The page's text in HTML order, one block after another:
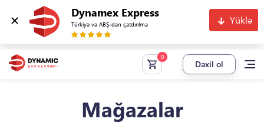
Dynamex Express
Türkiyə və ABŞ-dan çatdırılma Yüklə
Daxil ol
Mağazalar